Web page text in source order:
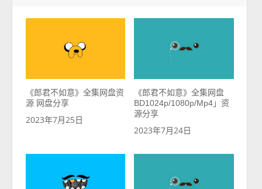
《郎君不如意》全集网盘资
源 网盘分享
2023年7月25日
《郎君不如意》全集网盘
BD1024p/1080p/Mp4」资
源分享
2023年7月24日